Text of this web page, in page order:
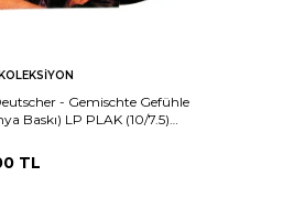
Sepete
Ekle
- Gemischte Gefühle
Baskı) LP PLAK (10/7.5)
TL